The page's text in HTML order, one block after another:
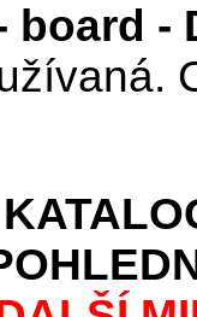
board